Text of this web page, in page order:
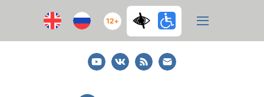
12+
YoutubeВКонтакте
RSS
E-
mail
подписка